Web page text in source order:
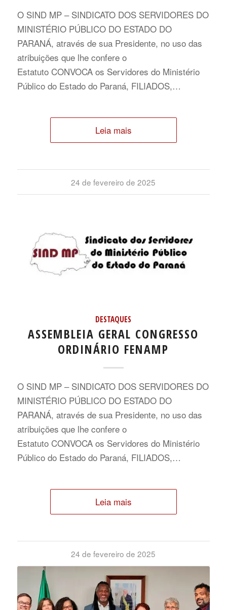
O SIND MP – SINDICATO DOS SERVIDORES DO
MINISTÉRIO PÚBLICO DO ESTADO DO
PARANÁ, através de sua Presidente, no uso das
atribuições que lhe confere o
Estatuto CONVOCA os Servidores do Ministério
Público do Estado do Paraná, FILIADOS,…
Leia mais
24 de fevereiro de 2025
DESTAQUES
ASSEMBLEIA GERAL CONGRESSO
ORDINÁRIO FENAMP
O SIND MP – SINDICATO DOS SERVIDORES DO
MINISTÉRIO PÚBLICO DO ESTADO DO
PARANÁ, através de sua Presidente, no uso das
atribuições que lhe confere o
Estatuto CONVOCA os Servidores do Ministério
Público do Estado do Paraná, FILIADOS,…
Leia mais
24 de fevereiro de 2025